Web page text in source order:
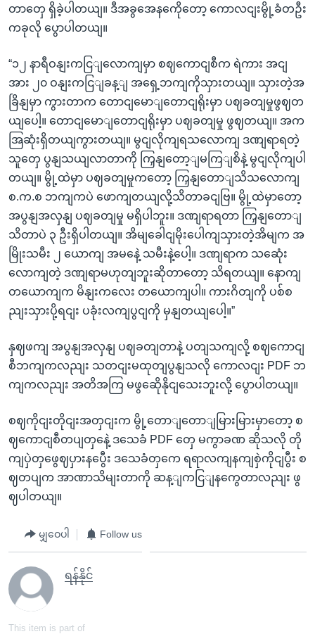
တာတှေ ရှိခဲ့ပါတယျ။ ဒီအခွအေနကေိုတော့ ကောလငျးမွို့ခံတဦး
ကခုလို ပွောပါတယျ။
“၁၂ နာရီဝနျးကငြျလောကျမှာ စဈကောငျစီက ရဲကား အငျ
အား ၂၀ ဝနျးကငြျခန့ျ အရှေ့ဘကျကိုသှားတယျ။ သှားတဲ့အ
ခြိနျမှာ ကွားတာက တောငျမောျတောငျရိုးမှာ ပဈခတျမှုဖွဈတ
ယျပေါ့။ တောငျမောျတောငျရိုးမှာ ပဈခတျမှု ဖွဈတယျ။ အက
အြဆုံးရှိတယျကွားတယျ။ မွငျလိုကျရသလောကျ ဒဏျရာရတဲ့
သူတှေ ပွနျသယျလာတာကို ကြှနျတော့ျမကြျစိနဲ့ မွငျလိုကျပါ
တယျ။ မွို့ထဲမှာ ပဈခတျမှုကတော့ ကြှနျတောျသိသလောကျ
စ.က.စ ဘကျကပဲ ဖောကျတယျလို့သိတာခငျဗြ။ မွို့ထဲမှာတော့
အပွနျအလှနျ ပဈခတျမှု မရှိပါဘူး။ ဒဏျရာရတာ ကြှနျတောျ
သိတာပဲ ၃ ဦးရှိပါတယျ။ အိမျခေါငျမိုးပေါကျသှားတဲ့အိမျက အ
မြိုးသမီး ၂ ယောကျ အမနေဲ့ သမီးနဲ့ပေါ့။ ဒဏျရာက သဆေုံး
လောကျတဲ့ ဒဏျရာမဟုတျဘူးဆိုတာတော့ သိရတယျ။ နောကျ
တယောကျက မိနျးကလေး တယောကျပါ။ ကားဂိတျကို ပစ်စ
ညျးသှားပို့ရငျး ပခုံးလကျပွငျကို မှနျတယျပေါ့။”
နှဈဖကျ အပွနျအလှနျ ပဈခတျတာနဲ့ ပတျသကျလို့ စဈကောငျ
စီဘကျကလညျး သတငျးမထုတျပွနျသလို ကောလငျး PDF ဘ
ကျကလညျး အတိအကြ မဖွဆေိုနိုငျသေးဘူးလို့ ပွောပါတယျ။
စဈကိုငျးတိုငျးအတှငျးက မွို့တောျတောျမြားမြားမှာတော့ စ
ဈကောငျစီတပျတှနေဲ့ ဒသေခံ PDF တှေ မကွာခဏ ဆိုသလို တို
ကျပှဲတှဖွေဈပှားနပွေီး ဒသေခံတှကေ ရရာလကျနကျစှဲကိုငျပွီး စ
ဈတပျက အာဏာသိမျးတာကို ဆန့ျကငြျနကွေတာလညျး ဖွ
ဈပါတယျ။
မျှဝေပါ Follow us
ရန်နိုင်
This item is part of